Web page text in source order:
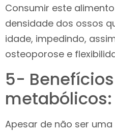
Consumir este
densidade dos ossos
idade, impedindo,
osteoporose e
5- Benefícios
metabólicos:
Apesar de não ser uma